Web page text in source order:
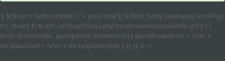
'); $('#cart > button').html('
' + json['total']); $('html, body').animate({ scrollTop:
0 }, 'slow'); $('#cart > ul').load('index.php?route=common/cart/info ul li'); } },
error: function(xhr, ajaxOptions, thrownError) { alert(thrownError + "\r\n" +
xhr.statusText + "\r\n" + xhr.responseText); } }); }); //-->